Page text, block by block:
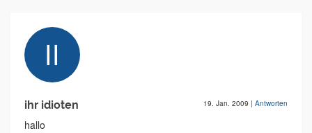
ihr idioten 19. Jan. 2009 | Antworten
hallo